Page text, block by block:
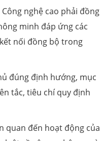
nghệ cao phải đồng
minh đáp ứng các
nối đồng bộ trong
đúng định hướng, mục
tắc, tiêu chí quy định
quan đến hoạt động của